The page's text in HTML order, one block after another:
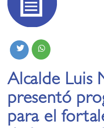
Alcalde Luis
presentó
para el